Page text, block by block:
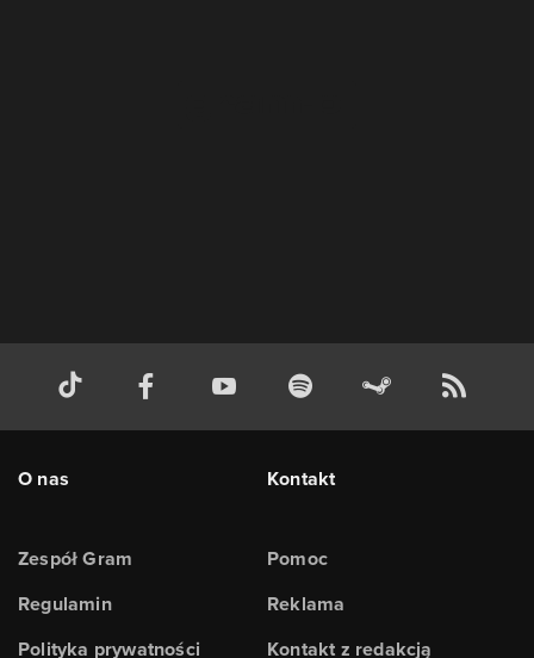
O nas
Zespół Gram
Regulamin
Polityka prywatności
Kontakt
Pomoc
Reklama
Kontakt z redakcją